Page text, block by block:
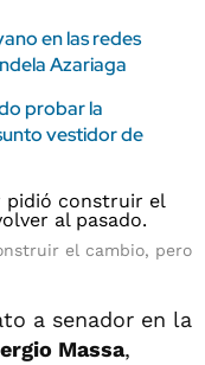
en las redes
Azariaga
probar la
vestidor de
el cambio, pero
a senador en la
Massa,